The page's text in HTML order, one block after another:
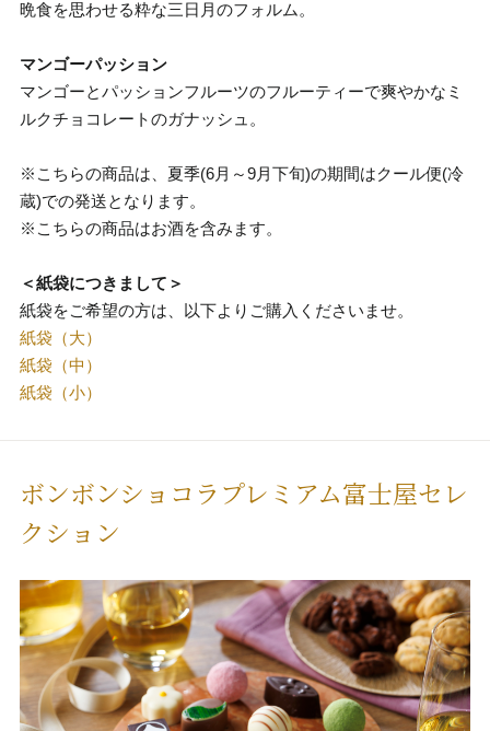
晩食を思わせる粋な三日月のフォルム。
マンゴーパッション
マンゴーとパッションフルーツのフルーティーで爽やかなミ
ルクチョコレートのガナッシュ。
※こちらの商品は、夏季(6月～9月下旬)の期間はクール便(冷
蔵)での発送となります。
※こちらの商品はお酒を含みます。
＜紙袋につきまして＞
紙袋をご希望の方は、以下よりご購入くださいませ。
紙袋（大）
紙袋（中）
紙袋（小）
ボンボンショコラプレミアム富士屋セレ
クション